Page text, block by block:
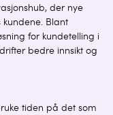
der nye
Blant
for kundetelling i
bedre innsikt og
tiden på det som